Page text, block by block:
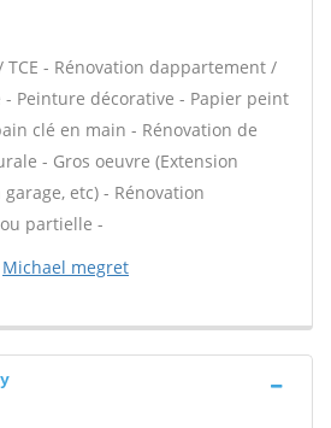
- Rénovation dappartement /
Peinture décorative - Papier peint
clé en main - Rénovation de
- Gros oeuvre (Extension
etc) - Rénovation
partielle -
Michael megret